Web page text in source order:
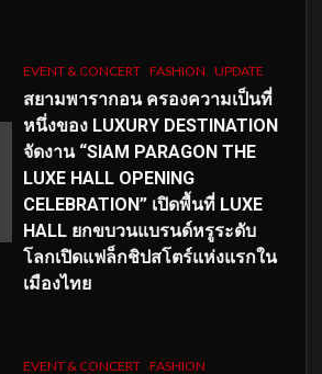
EVENT & CONCERT FASHION UPDATE
สยามพารากอน ครองความเป็นที่
หนึ่งของ LUXURY DESTINATION
จัดงาน “SIAM PARAGON THE
LUXE HALL OPENING
CELEBRATION” เปิดพื้นที่ LUXE
HALL ยกขบวนแบรนด์หรูระดับ
โลกเปิดแฟล็กชิปสโตร์แห่งแรกใน
เมืองไทย
EVENT & CONCERT FASHION